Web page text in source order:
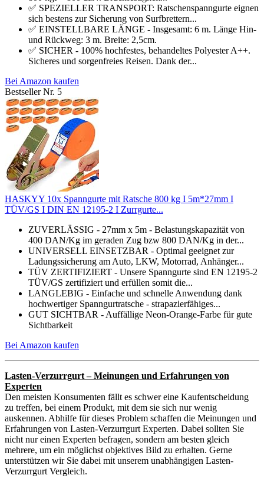
✅ SPEZIELLER TRANSPORT: Ratschenspanngurte eignen
sich bestens zur Sicherung von Surfbrettern...
✅ EINSTELLBARE LÄNGE - Insgesamt: 6 m. Länge Hin-
und Rückweg: 3 m. Breite: 2,5cm.
✅ SICHER - 100% hochfestes, behandeltes Polyester A++.
Sicheres und sorgenfreies Reisen. Dank der...
Bei Amazon kaufen
Bestseller Nr. 5
HASKYY 10x Spanngurte mit Ratsche 800 kg I 5m*27mm I
TÜV/GS I DIN EN 12195-2 I Zurrgurte...
ZUVERLÄSSIG - 27mm x 5m - Belastungskapazität von
400 DAN/Kg im geraden Zug bzw 800 DAN/Kg in der...
UNIVERSELL EINSETZBAR - Optimal geeignet zur
Ladungssicherung am Auto, LKW, Motorrad, Anhänger...
TÜV ZERTIFIZIERT - Unsere Spanngurte sind EN 12195-2
TÜV/GS zertifiziert und erfüllen somit die...
LANGLEBIG - Einfache und schnelle Anwendung dank
hochwertiger Spanngurtratsche - strapazierfähiges...
GUT SICHTBAR - Auffällige Neon-Orange-Farbe für gute
Sichtbarkeit
Bei Amazon kaufen
Lasten-Verzurrgurt – Meinungen und Erfahrungen von
Experten
Den meisten Konsumenten fällt es schwer eine Kaufentscheidung
zu treffen, bei einem Produkt, mit dem sie sich nur wenig
auskennen. Abhilfe für dieses Problem schaffen die Meinungen und
Erfahrungen von Lasten-Verzurrgurt Experten. Dabei sollten Sie
nicht nur einen Experten befragen, sondern am besten gleich
mehrere, um ein möglichst objektives Bild zu erhalten. Gerne
unterstützen wir Sie dabei mit unserem unabhängigen Lasten-
Verzurrgurt Vergleich.